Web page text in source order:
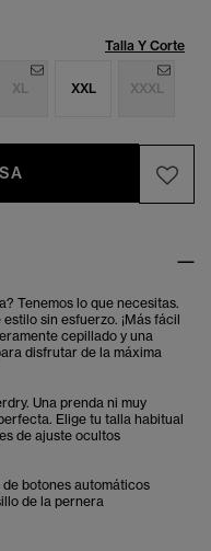
Talla Y Corte
XL XXL XXXL
Tenemos lo que necesitas.
sin esfuerzo. ¡Más fácil
cepillado y una
disfrutar de la máxima
Una prenda ni muy
Elige tu talla habitual
de ajuste ocultos
botones automáticos
de la pernera